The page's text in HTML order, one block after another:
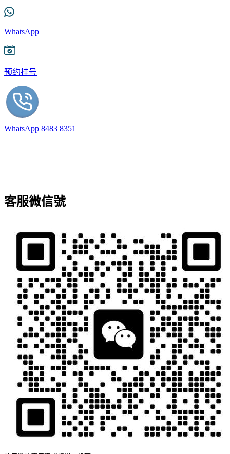
WhatsApp
预约挂号
WhatsApp 8483 8351
客服微信號